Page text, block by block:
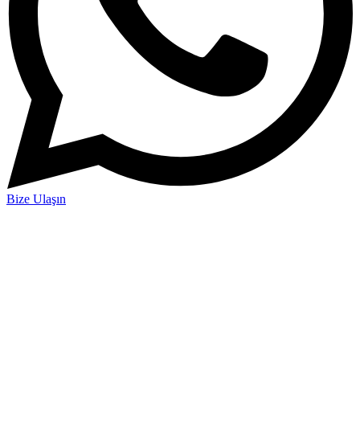
Bize Ulaşın